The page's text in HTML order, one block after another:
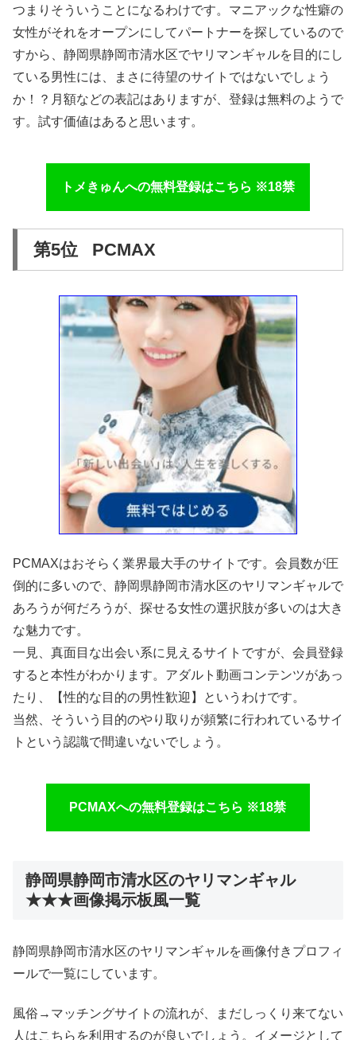
つまりそういうことになるわけです。マニアックな性癖の
女性がそれをオープンにしてパートナーを探しているので
すから、静岡県静岡市清水区でヤリマンギャルを目的にし
ている男性には、まさに待望のサイトではないでしょう
か！？月額などの表記はありますが、登録は無料のようで
す。試す価値はあると思います。
トメきゅんへの無料登録はこちら ※18禁
第5位 PCMAX
PCMAXはおそらく業界最大手のサイトです。会員数が圧
倒的に多いので、静岡県静岡市清水区のヤリマンギャルで
あろうが何だろうが、探せる女性の選択肢が多いのは大き
な魅力です。
一見、真面目な出会い系に見えるサイトですが、会員登録
すると本性がわかります。アダルト動画コンテンツがあっ
たり、【性的な目的の男性歓迎】というわけです。
当然、そういう目的のやり取りが頻繁に行われているサイ
トという認識で間違いないでしょう。
PCMAXへの無料登録はこちら ※18禁
静岡県静岡市清水区のヤリマンギャル
★★★画像掲示板風一覧
静岡県静岡市清水区のヤリマンギャルを画像付きプロフィ
ールで一覧にしています。
風俗→マッチングサイトの流れが、まだしっくり来てない
人はこちらを利用するのが良いでしょう。イメージとして